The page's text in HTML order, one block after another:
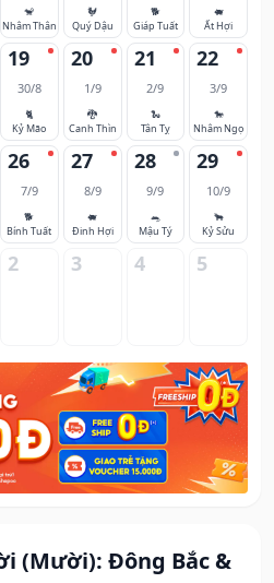
(Mười): Đông Bắc &
🐒
Nhâm Thân
🐓
Quý Dậu
🐕
Giáp Tuất
🐖
Ất Hợi
19
30/8
🐈
Kỷ Mão
20
1/9
🐉
Canh Thìn
21
2/9
🐍
Tân Tỵ
22
3/9
🐎
Nhâm Ngọ
26
7/9
🐕
Bính Tuất
27
8/9
🐖
Đinh Hợi
28
9/9
🐀
Mậu Tý
29
10/9
🐂
Kỷ Sửu
2 3 4 5